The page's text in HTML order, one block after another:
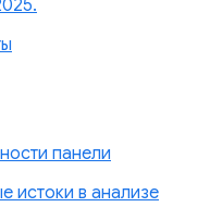
панели
истоки в анализе